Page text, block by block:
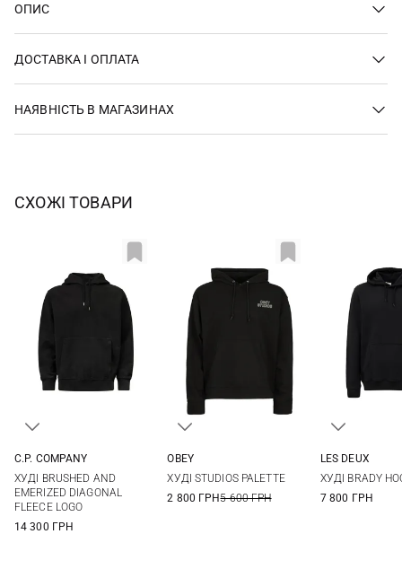
ОПИС
ДОСТАВКА І ОПЛАТА
НАЯВНІСТЬ В МАГАЗИНАХ
СХОЖІ ТОВАРИ
C.P. COMPANY
ХУДІ BRUSHED AND
EMERIZED DIAGONAL
FLEECE LOGO
14 300 ГРН
XXL
OBEY
ХУДІ STUDIOS PALETTE
2 800 ГРН5 600 ГРН
LES DEUX
ХУДІ BRADY
7 800 ГРН